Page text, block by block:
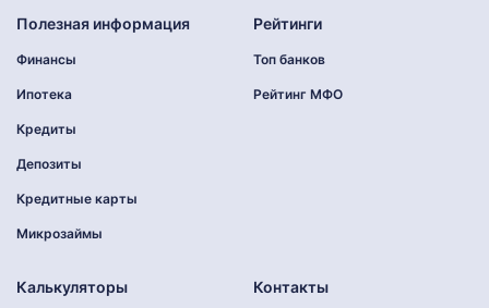
Полезная информация
Финансы
Ипотека
Кредиты
Депозиты
Кредитные карты
Микрозаймы
Рейтинги
Топ банков
Рейтинг МФО
Калькуляторы Контакты